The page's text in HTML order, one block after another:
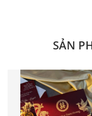
Quý khách vui lòng
SẢN